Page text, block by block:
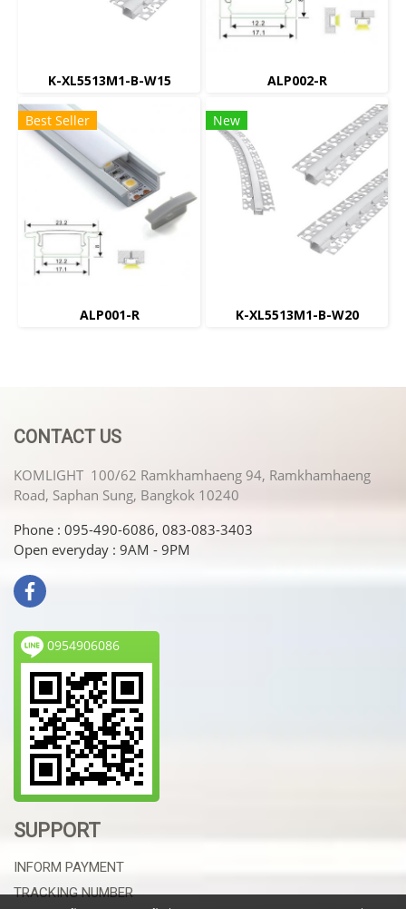
K-XL5513M1-B-W15 ALP002-R
Best Seller
ALP001-R
New
K-XL5513M1-B-W20
CONTACT US
KOMLIGHT 100/62 Ramkhamhaeng 94, Ramkhamhaeng
Road, Saphan Sung, Bangkok 10240
Phone : 095-490-6086, 083-083-3403
Open everyday : 9AM - 9PM
0954906086
SUPPORT
INFORM PAYMENT
TRACKING NUMBER